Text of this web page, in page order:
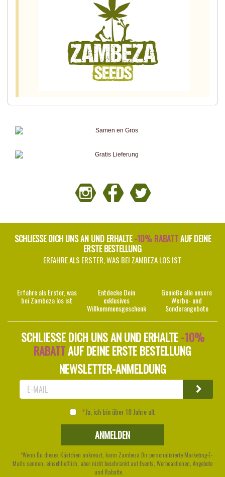
SCHLIESSE DICH UNS AN UND ERHALTE -10% RABATTAUF DEINE
ERSTE BESTELLUNG
ERFAHRE ALS ERSTER, WAS BEI ZAMBEZA LOS IST
Erfahre als Erster, was
bei Zambeza los ist
Entdecke Dein
exklusives
Willkommensgeschenk
Genieße alle unsere
Werbe- und
Sonderangebote
SCHLIESSE DICH UNS AN UND ERHALTE -10%
RABATTAUF DEINE ERSTE BESTELLUNG
NEWSLETTER-ANMELDUNG
Ja, ich bin über 18 Jahre alt
*Wenn Du dieses Kästchen ankreuzt, kann Zambeza Dir personalisierte Marketing-E-
Mails senden, einschließlich, aber nicht beschränkt auf Events, Werbeaktionen, Angebote
und Rabatte.